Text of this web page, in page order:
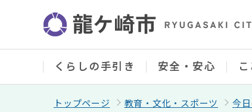
ジ
くらしの手引き 安全・安心
トップページ 教育・文化・スポーツ 今